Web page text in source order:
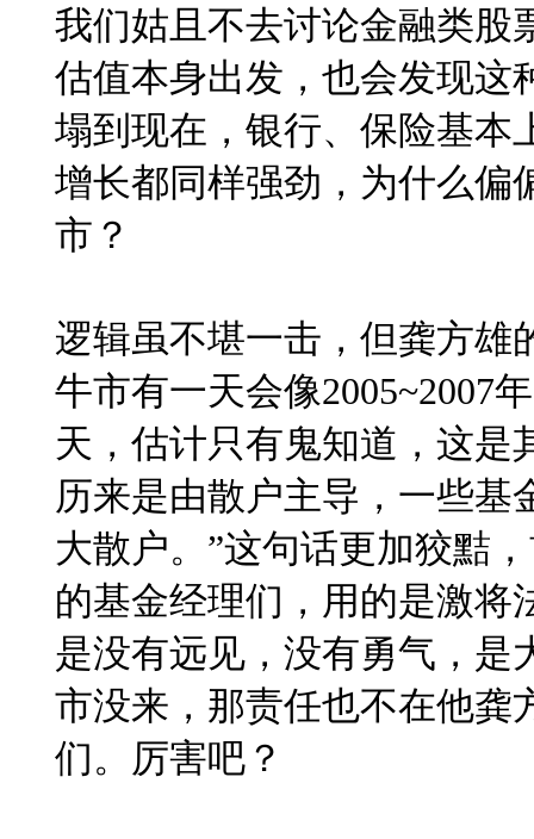
我们姑且不去讨论金融类股
估值本身出发，也会发现这
塌到现在，银行、保险基本
增长都同样强劲，为什么偏
市？
逻辑虽不堪一击，但龚方雄
牛市有一天会像2005~2007
天，估计只有鬼知道，这是
历来是由散户主导，一些
大散户。”这句话更加狡黠
的基金经理们，用的是激将
是没有远见，没有勇气，是
市没来，那责任也不在他龚
们。厉害吧？